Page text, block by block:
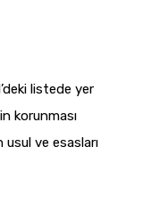
listede yer
korunması
ve esasları